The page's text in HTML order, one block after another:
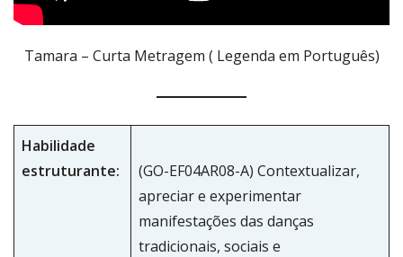
Tamara – Curta Metragem ( Legenda em Português)
Habilidade
estruturante:
(GO-EF04AR08-A) Contextualizar,
apreciar e experimentar
manifestações das danças
tradicionais, sociais e